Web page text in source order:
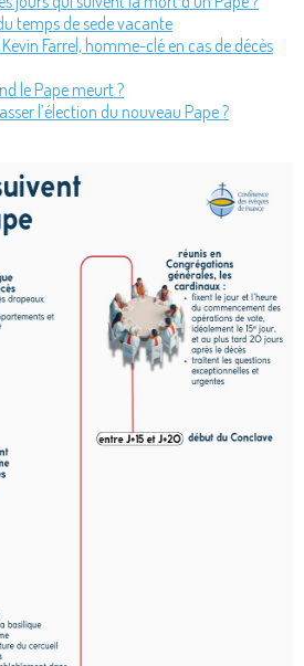
temps de sede vacante
Farrel, homme-clé en cas de décès
le Pape meurt ?
l’élection du nouveau Pape ?